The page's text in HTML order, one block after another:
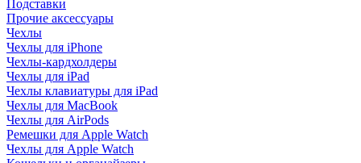
Подставки
Прочие аксессуары
Чехлы
Чехлы для iPhone
Чехлы-кардхолдеры
Чехлы для iPad
Чехлы клавиатуры для iPad
Чехлы для MacBook
Чехлы для AirPods
Ремешки для Apple Watch
Чехлы для Apple Watch